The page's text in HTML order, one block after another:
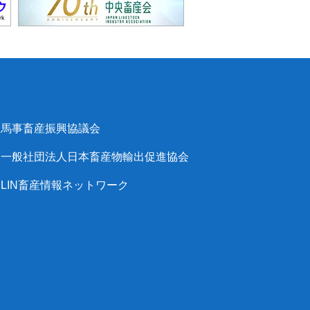
馬事畜産振興協議会
一般社団法人日本畜産物輸出促進協会
LIN畜産情報ネットワーク